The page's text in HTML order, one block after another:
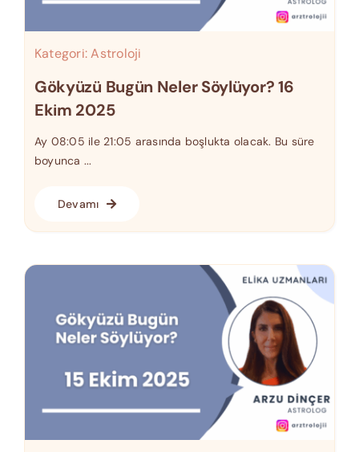
Kategori:Astroloji
Gökyüzü Bugün Neler Söylüyor? 16
Ekim 2025
Ay 08:05 ile 21:05 arasında boşlukta olacak. Bu süre
boyunca ...
Devamı